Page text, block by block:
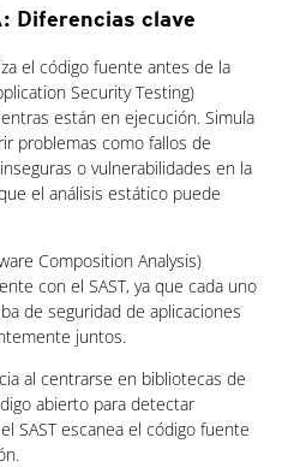
Diferencias clave
el código fuente antes de la
Security Testing)
están en ejecución. Simula
problemas como fallos de
o vulnerabilidades en la
el análisis estático puede
Composition Analysis)
con el SAST, ya que cada uno
de seguridad de aplicaciones
juntos.
al centrarse en bibliotecas de
abierto para detectar
SAST escanea el código fuente